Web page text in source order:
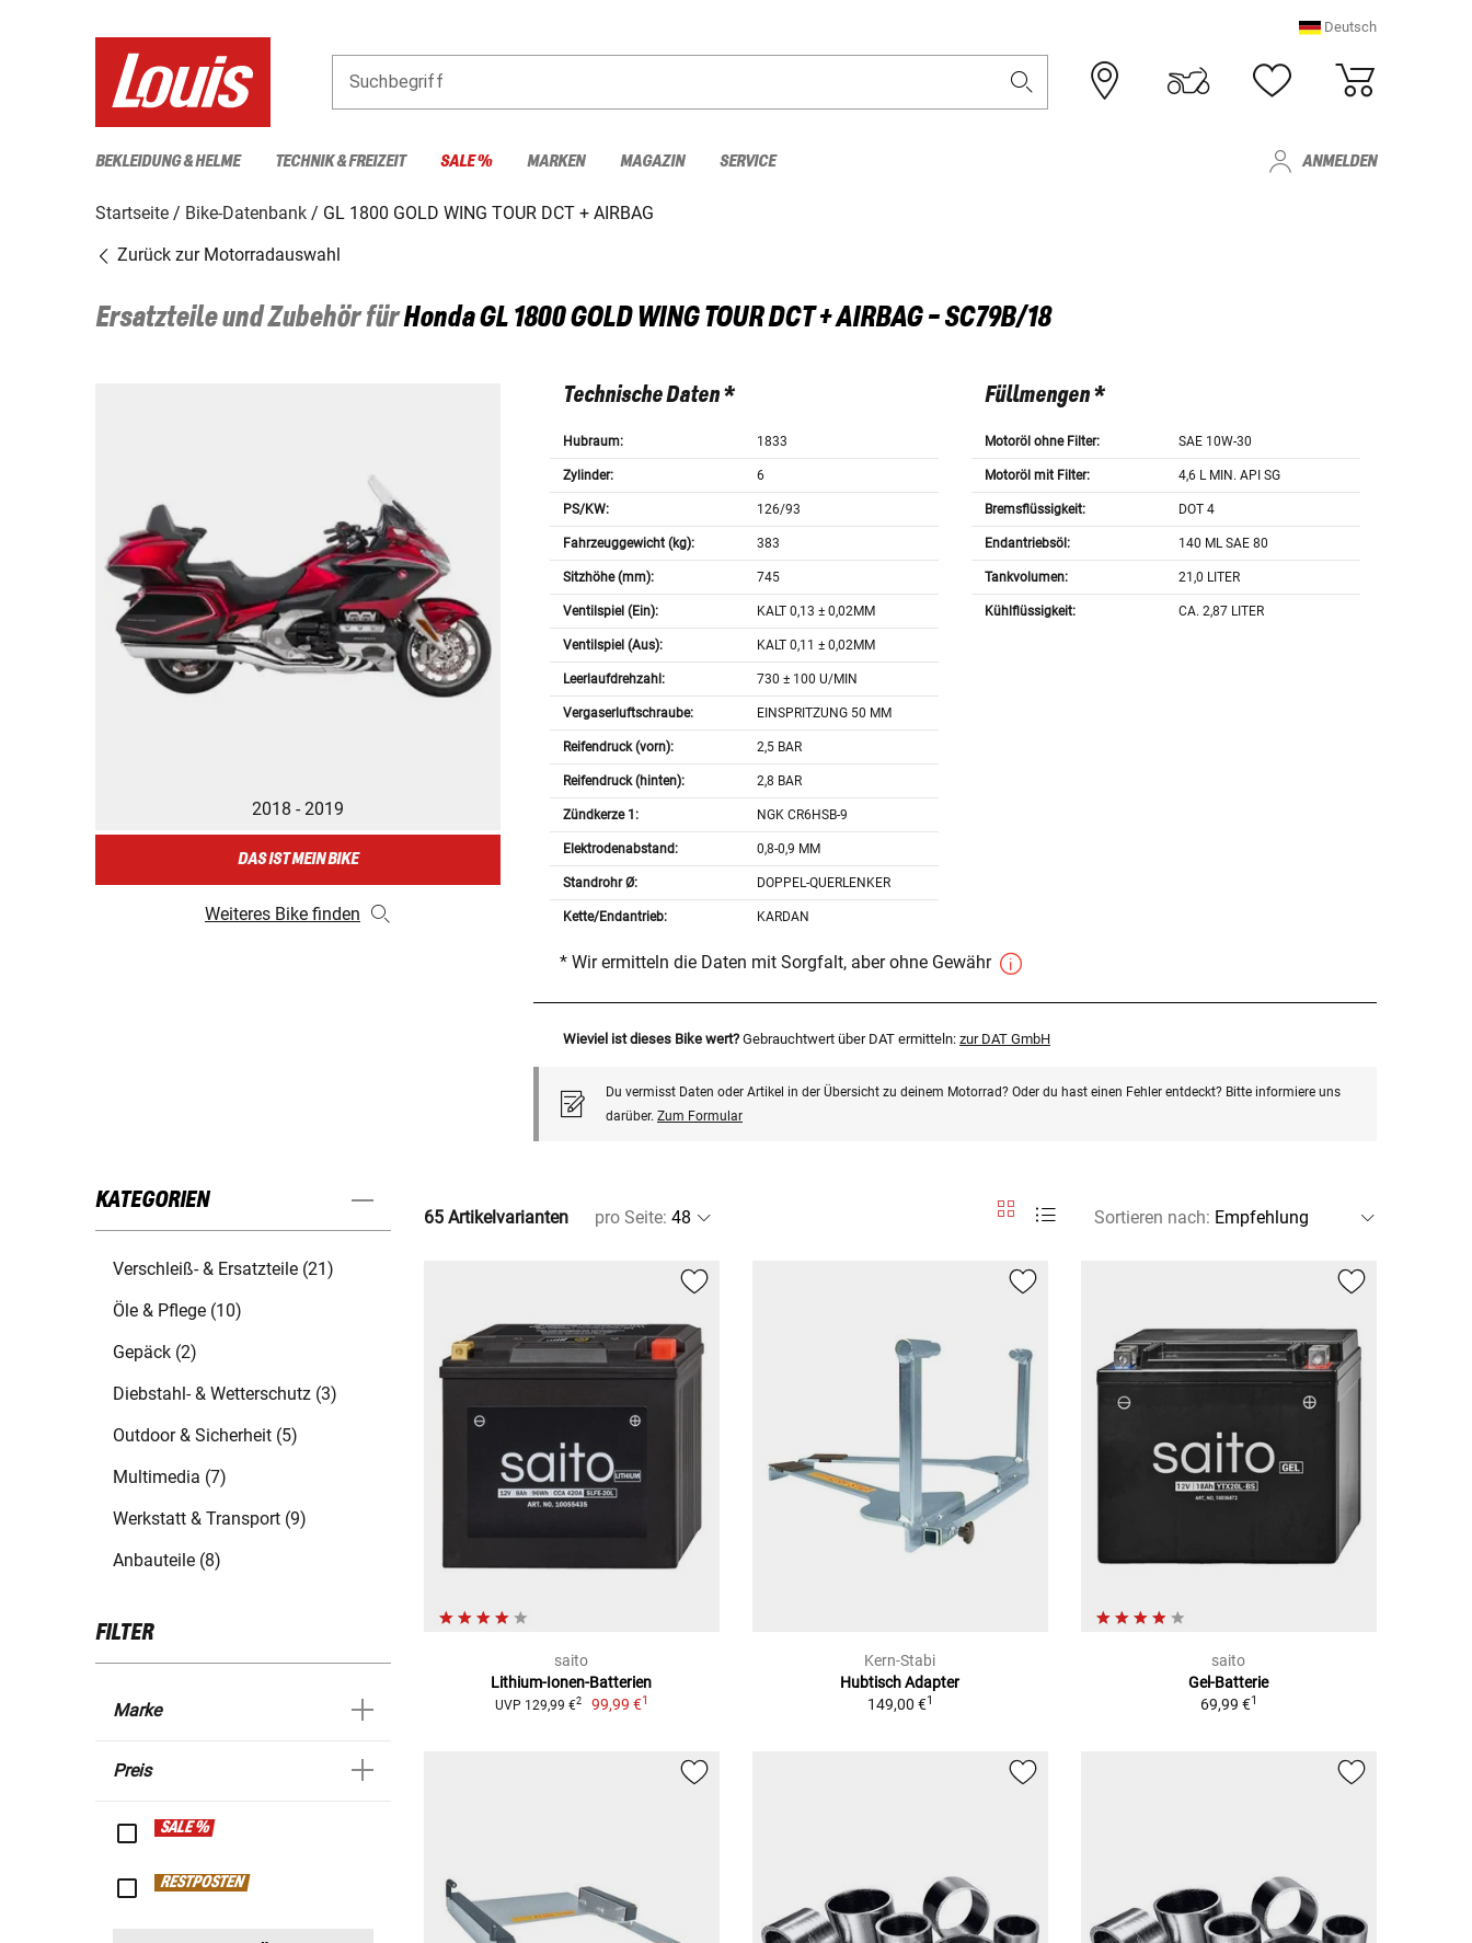
Deutsch
Suchbegriff
BEKLEIDUNG & HELME TECHNIK & FREIZEIT SALE % MARKEN MAGAZIN SERVICE ANMELDEN
Startseite Bike-Datenbank
GL 1800 GOLD WING TOUR DCT + AIRBAG
Zurück zur Motorradauswahl
Ersatzteile und Zubehör fürHondaGL 1800 GOLD WING TOUR DCT + AIRBAG - SC79B/18
2018 - 2019
DAS IST MEIN BIKE
Weiteres Bike finden
Technische Daten *
Hubraum: 1833
Zylinder: 6
PS/KW: 126/93
Fahrzeuggewicht (kg): 383
Sitzhöhe (mm): 745
Ventilspiel (Ein): KALT 0,13 ± 0,02MM
Ventilspiel (Aus): KALT 0,11 ± 0,02MM
Leerlaufdrehzahl: 730 ± 100 U/MIN
Vergaserluftschraube: EINSPRITZUNG 50 MM
Reifendruck (vorn): 2,5 BAR
Reifendruck (hinten): 2,8 BAR
Zündkerze 1: NGK CR6HSB-9
Elektrodenabstand: 0,8-0,9 MM
Standrohr Ø: DOPPEL-QUERLENKER
Kette/Endantrieb: KARDAN
Füllmengen *
Motoröl ohne Filter: SAE 10W-30
Motoröl mit Filter: 4,6 L MIN. API SG
Bremsflüssigkeit: DOT 4
Endantriebsöl: 140 ML SAE 80
Tankvolumen: 21,0 LITER
Kühlflüssigkeit: CA. 2,87 LITER
* Wir ermitteln die Daten mit Sorgfalt, aber ohne Gewähr
Wieviel ist dieses Bike wert? Gebrauchtwert über DAT ermitteln: zur DAT GmbH
Du vermisst Daten oder Artikel in der Übersicht zu deinem Motorrad? Oder du hast einen Fehler entdeckt? Bitte informiere uns
darüber. Zum Formular
KATEGORIEN
Verschleiß- & Ersatzteile (21)
Öle & Pflege (10)
Gepäck (2)
Diebstahl- & Wetterschutz (3)
Outdoor & Sicherheit (5)
Multimedia (7)
Werkstatt & Transport (9)
Anbauteile (8)
FILTER
Marke
Preis
SALE %
RESTPOSTEN
65 Artikelvarianten pro Seite: Sortieren nach:
saito
Lithium-Ionen-Batterien
UVP 129,99 €2 99,99 €1
Kern-Stabi
Hubtisch Adapter
149,00 €1
saito
Gel-Batterie
69,99 €1